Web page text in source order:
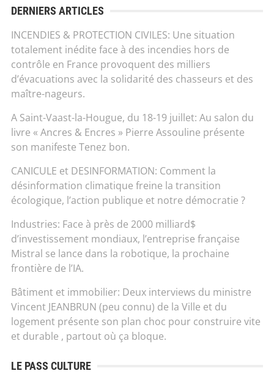
DERNIERS ARTICLES
INCENDIES & PROTECTION CIVILES: Une situation
totalement inédite face à des incendies hors de
contrôle en France provoquent des milliers
d’évacuations avec la solidarité des chasseurs et des
maître-nageurs.
A Saint-Vaast-la-Hougue, du 18-19 juillet: Au salon du
livre « Ancres & Encres » Pierre Assouline présente
son manifeste Tenez bon.
CANICULE et DESINFORMATION: Comment la
désinformation climatique freine la transition
écologique, l’action publique et notre démocratie ?
Industries: Face à près de 2000 milliard$
d’investissement mondiaux, l’entreprise française
Mistral se lance dans la robotique, la prochaine
frontière de l’IA.
Bâtiment et immobilier: Deux interviews du ministre
Vincent JEANBRUN (peu connu) de la Ville et du
logement présente son plan choc pour construire vite
et durable , partout où ça bloque.
LE PASS CULTURE